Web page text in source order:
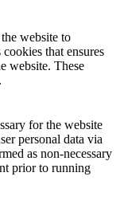
website to
that ensures
website. These
for the website
personal data via
as non-necessary
prior to running